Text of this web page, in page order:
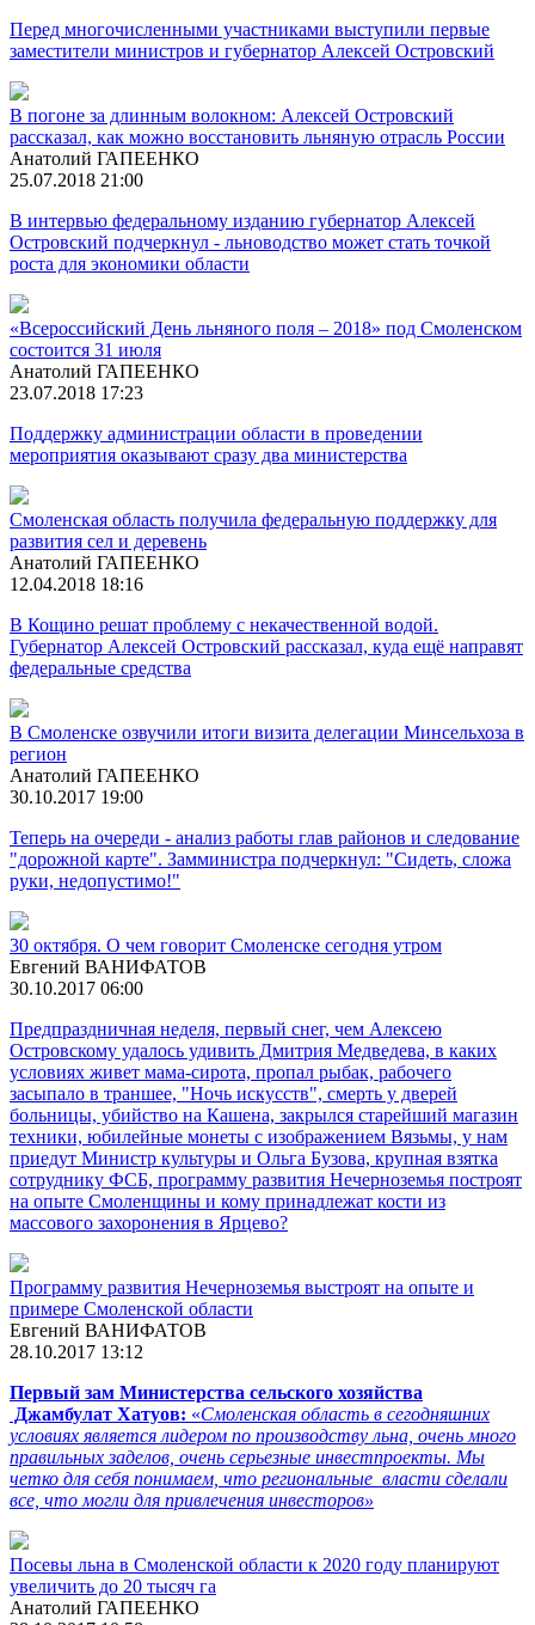
Перед многочисленными участниками выступили первые
заместители министров и губернатор Алексей Островский
В погоне за длинным волокном: Алексей Островский
рассказал, как можно восстановить льняную отрасль России
Анатолий ГАПЕЕНКО
25.07.2018 21:00
В интервью федеральному изданию губернатор Алексей
Островский подчеркнул - льноводство может стать точкой
роста для экономики области
«Всероссийский День льняного поля – 2018» под Смоленском
состоится 31 июля
Анатолий ГАПЕЕНКО
23.07.2018 17:23
Поддержку администрации области в проведении
мероприятия оказывают сразу два министерства
Смоленская область получила федеральную поддержку для
развития сел и деревень
Анатолий ГАПЕЕНКО
12.04.2018 18:16
В Кощино решат проблему с некачественной водой.
Губернатор Алексей Островский рассказал, куда ещё направят
федеральные средства
В Смоленске озвучили итоги визита делегации Минсельхоза в
регион
Анатолий ГАПЕЕНКО
30.10.2017 19:00
Теперь на очереди - анализ работы глав районов и следование
"дорожной карте". Замминистра подчеркнул: "Сидеть, сложа
руки, недопустимо!"
30 октября. О чем говорит Смоленске сегодня утром
Евгений ВАНИФАТОВ
30.10.2017 06:00
Предпраздничная неделя, первый снег, чем Алексею
Островскому удалось удивить Дмитрия Медведева, в каких
условиях живет мама-сирота, пропал рыбак, рабочего
засыпало в траншее, "Ночь искусств", смерть у дверей
больницы, убийство на Кашена, закрылся старейший магазин
техники, юбилейные монеты с изображением Вязьмы, у нам
приедут Министр культуры и Ольга Бузова, крупная взятка
сотруднику ФСБ, программу развития Нечерноземья построят
на опыте Смоленщины и кому принадлежат кости из
массового захоронения в Ярцево?
Программу развития Нечерноземья выстроят на опыте и
примере Смоленской области
Евгений ВАНИФАТОВ
28.10.2017 13:12
Первый зам Министерства сельского хозяйства
Джамбулат Хатуов: «Смоленская область в сегодняшних
условиях является лидером по производству льна, очень много
правильных заделов, очень серьезные инвестпроекты. Мы
четко для себя понимаем, что региональные власти сделали
все, что могли для привлечения инвесторов»
Посевы льна в Смоленской области к 2020 году планируют
увеличить до 20 тысяч га
Анатолий ГАПЕЕНКО